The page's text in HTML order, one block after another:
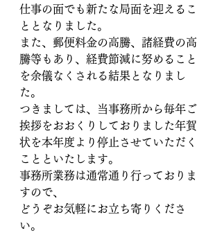
仕事の面でも新たな局面を迎えるこ
ととなりました。
また、郵便料金の高騰、諸経費の高
騰等もあり、経費節減に努めること
を余儀なくされる結果となりまし
た。
つきましては、当事務所から毎年ご
挨拶をおおくりしておりました年賀
状を本年度より停止させていただく
ことといたします。
事務所業務は通常通り行っておりま
すので、
どうぞお気軽にお立ち寄りくださ
い。